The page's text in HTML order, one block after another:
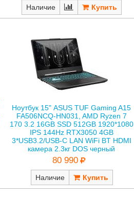
Наличие
Ноутбук 15" ASUS TUF Gaming A15
FA506NCQ-HN031, AMD Ryzen 7
170 3.2 16GB SSD 512GB 1920*1080
IPS 144Hz RTX3050 4GB
3*USB3.2/USB-C LAN WiFi BT HDMI
камера 2.3кг DOS черный
80 990
Наличие